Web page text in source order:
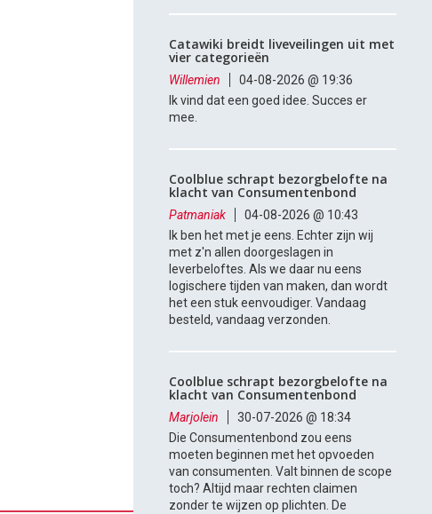
Catawiki breidt liveveilingen uit met
vier categorieën
Willemien
04-08-2026 @ 19:36
Ik vind dat een goed idee. Succes er
mee.
Coolblue schrapt bezorgbelofte na
klacht van Consumentenbond
Patmaniak
04-08-2026 @ 10:43
Ik ben het met je eens. Echter zijn wij
met z'n allen doorgeslagen in
leverbeloftes. Als we daar nu eens
logischere tijden van maken, dan wordt
het een stuk eenvoudiger. Vandaag
besteld, vandaag verzonden.
Coolblue schrapt bezorgbelofte na
klacht van Consumentenbond
Marjolein
30-07-2026 @ 18:34
Die Consumentenbond zou eens
moeten beginnen met het opvoeden
van consumenten. Valt binnen de scope
toch? Altijd maar rechten claimen
zonder te wijzen op plichten. De